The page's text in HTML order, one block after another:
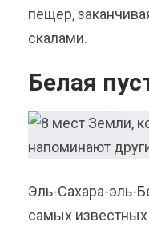
пещер,
скалами.
Белая
Эль-Сахара-эль-
самых известных